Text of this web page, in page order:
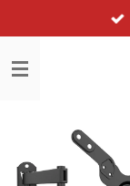
direct
naar